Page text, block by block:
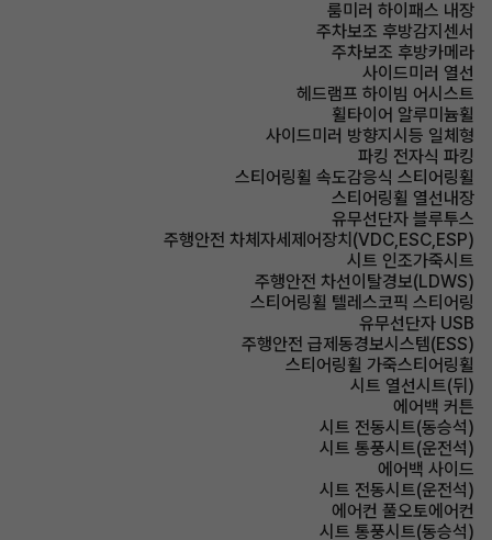
룸미러 하이패스 내장
주차보조 후방감지센서
주차보조 후방카메라
사이드미러 열선
헤드램프 하이빔 어시스트
휠타이어 알루미늄휠
사이드미러 방향지시등 일체형
파킹 전자식 파킹
스티어링휠 속도감응식 스티어링휠
스티어링휠 열선내장
유무선단자 블루투스
주행안전 차체자세제어장치(VDC,ESC,ESP)
시트 인조가죽시트
주행안전 차선이탈경보(LDWS)
스티어링휠 텔레스코픽 스티어링
유무선단자 USB
주행안전 급제동경보시스템(ESS)
스티어링휠 가죽스티어링휠
시트 열선시트(뒤)
에어백 커튼
시트 전동시트(동승석)
시트 통풍시트(운전석)
에어백 사이드
시트 전동시트(운전석)
에어컨 풀오토에어컨
시트 통풍시트(동승석)